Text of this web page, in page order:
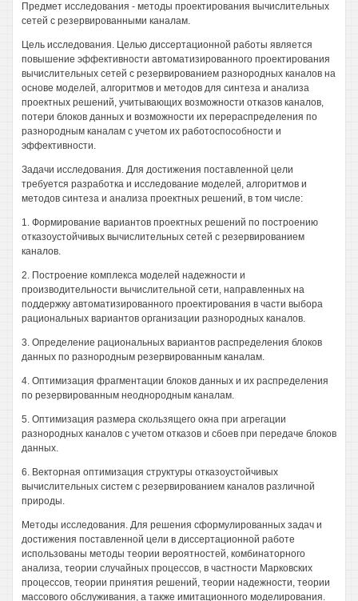
Предмет исследования - методы проектирования вычислительных
сетей с резервированными каналам.
Цель исследования. Целью диссертационной работы является
повышение эффективности автоматизированного проектирования
вычислительных сетей с резервированием разнородных каналов на
основе моделей, алгоритмов и методов для синтеза и анализа
проектных решений, учитывающих возможности отказов каналов,
потери блоков данных и возможности их перераспределения по
разнородным каналам с учетом их работоспособности и
эффективности.
Задачи исследования. Для достижения поставленной цели
требуется разработка и исследование моделей, алгоритмов и
методов синтеза и анализа проектных решений, в том числе:
1. Формирование вариантов проектных решений по построению
отказоустойчивых вычислительных сетей с резервированием
каналов.
2. Построение комплекса моделей надежности и
производительности вычислительной сети, направленных на
поддержку автоматизированного проектирования в части выбора
рациональных вариантов организации разнородных каналов.
3. Определение рациональных вариантов распределения блоков
данных по разнородным резервированным каналам.
4. Оптимизация фрагментации блоков данных и их распределения
по резервированным неоднородным каналам.
5. Оптимизация размера скользящего окна при агрегации
разнородных каналов с учетом отказов и сбоев при передаче блоков
данных.
6. Векторная оптимизация структуры отказоустойчивых
вычислительных систем с резервированием каналов различной
природы.
Методы исследования. Для решения сформулированных задач и
достижения поставленной цели в диссертационной работе
использованы методы теории вероятностей, комбинаторного
анализа, теории случайных процессов, в частности Марковских
процессов, теории принятия решений, теории надежности, теории
массового обслуживания, а также имитационного моделирования.